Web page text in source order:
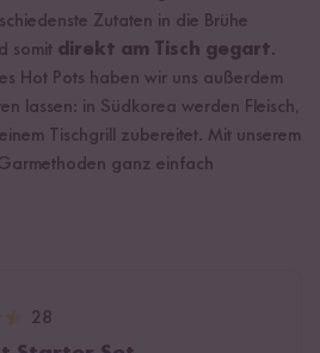
Zutaten in die Brühe
somit direkt am Tisch gegart.
Hot Pots haben wir uns außerdem
lassen: in Südkorea werden Fleisch,
Tischgrill zubereitet. Mit unserem
ganz einfach
28